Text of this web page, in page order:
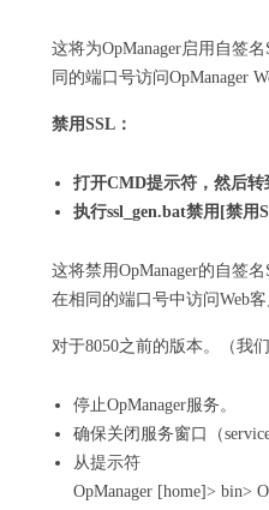
这将为OpManager启用自签名
同的端口号访问OpManager
禁用SSL：
打开CMD提示符，然后
执行ssl_gen.bat禁用[
这将禁用OpManager的自签名
在相同的端口号中访问Web
对于8050之前的版本。（我们
停止OpManager服务。
确保关闭服务窗口（
从提示符
OpManager [home]> bin>